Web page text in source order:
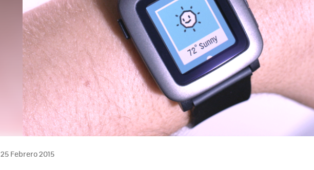
25 Febrero 2015